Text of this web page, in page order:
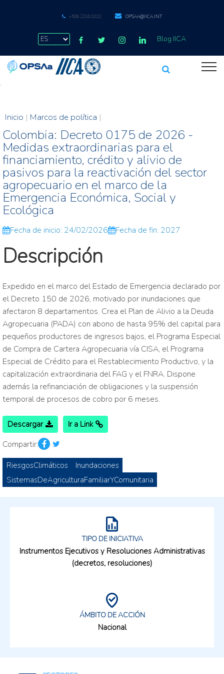
+506 2216 0222 OPSAA@IICA.INT
Blog IICA
.
Inicio | Marcos de política |
Colombia: Decreto 0175 de 2026 -
Medidas extraordinarias para el
financiamiento, crédito y alivio de
pasivos para la reactivación del sector
agropecuario en el marco de la
Emergencia Económica, Social y
Ecológica
Fecha de inicio: 24/02/2026 Fecha de fin: 2027
Descripción
Expedido en el marco del Estado de Emergencia declarado por
el Decreto 150 de 2026, motivado por inundaciones que
afectaron 8 departamentos. Crea el Plan de Alivio a la Deuda
Agropecuaria (PADA) con abono de hasta 95% del capital para
pequeños productores de ingresos bajos, el Programa Especial
de Compra de Cartera Agropecuaria vía CISA, el Programa
Especial de Crédito para el Restablecimiento Productivo, y la
capitalización extraordinaria del FAG y el FNRA. Dispone
además la refinanciación de obligaciones y la suspensión
temporal de procesos de cobro por 6 meses.
Descargar
Ir a Link
Compartir:
RiesgosClimáticos
Inundaciones
SistemasDeAgriculturaFamiliarYComunitaria
TIPO DE INICIATIVA
Instrumentos Ejecutivos y Resoluciones Administrativas
(decretos, resoluciones)
ÁMBITO DE ACCIÓN
Nacional